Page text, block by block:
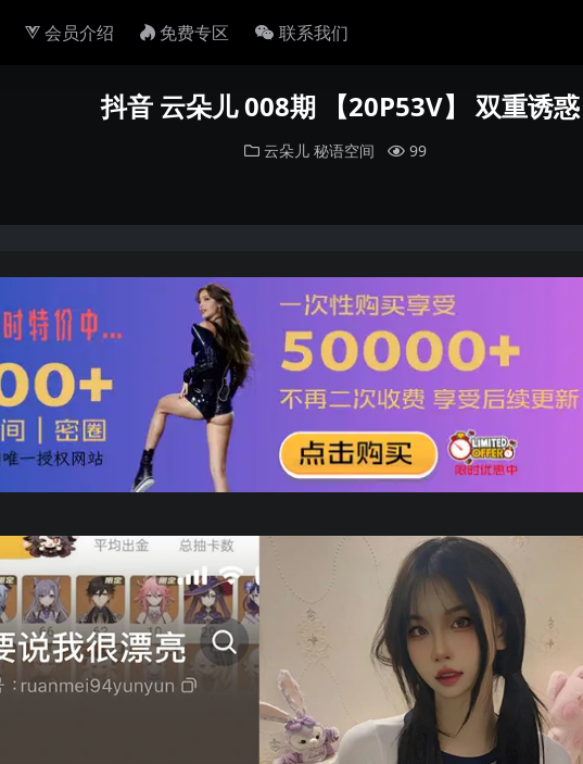
会员介绍 免费专区 联系我们
抖音 云朵儿 008期 【20P53V】 双重诱惑
云朵儿 秘语空间 99